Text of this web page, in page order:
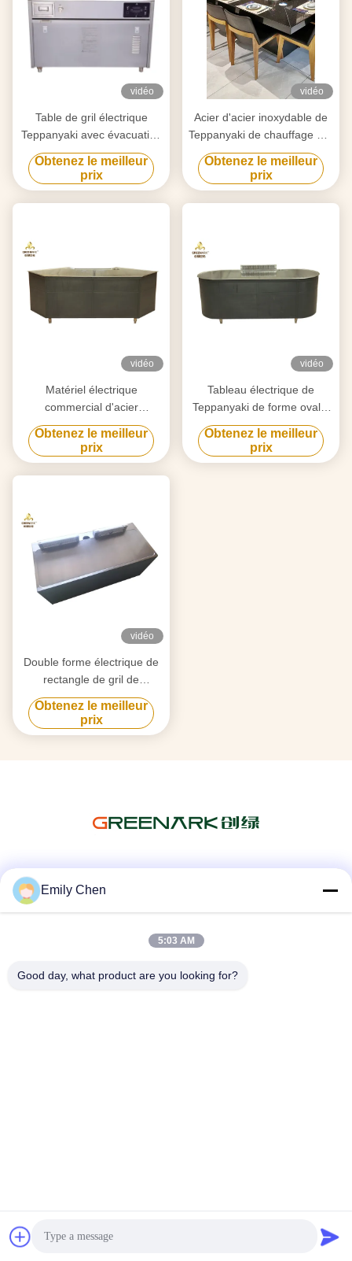
vidéo
Table de gril électrique
Teppanyaki avec évacuation
vers le bas 1200x850mm
Obtenez le meilleur
prix
vidéo
Acier d'acier inoxydable de
Teppanyaki de chauffage par
induction de 7 sièges de gril
électrique de Tableau et allié
Obtenez le meilleur
prix
vidéo
Matériel électrique
commercial d'acier
inoxydable de gril de
Teppanyaki de 11 sièges
Obtenez le meilleur
prix
vidéo
Tableau électrique de
Teppanyaki de forme ovale,
Commerical Hibachi
électrique Cooktop
Obtenez le meilleur
prix
vidéo
Double forme électrique de
rectangle de gril de
Teppanyaki de ventilateur
pour le restaurant
Obtenez le meilleur
prix
fournisseur. 2016-2026 Shanghai Chuanglv Catering Equipment
Co., Ltd Tous les droits réservés.
Emily Chen
5:03 AM
Good day, what product are you looking for?